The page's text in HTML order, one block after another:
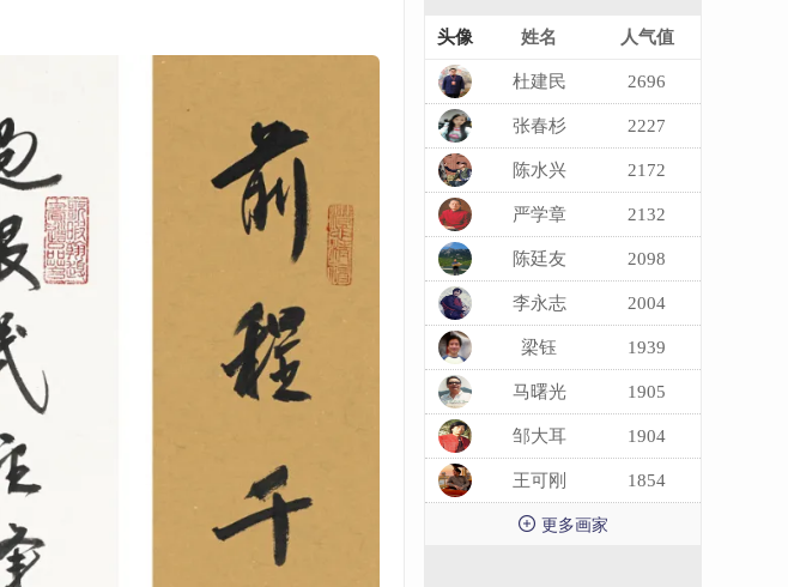
头像 姓名 人气值
杜建民 2696
张春杉 2227
陈水兴 2172
严学章 2132
陈廷友 2098
李永志 2004
梁钰 1939
马曙光 1905
邹大耳 1904
王可刚 1854
 更多画家